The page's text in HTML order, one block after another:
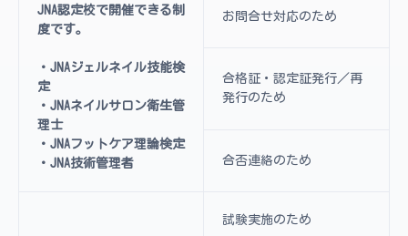
JNA認定校で開催できる制
度です。
・JNAジェルネイル技能検
定
・JNAネイルサロン衛生管
理士
・JNAフットケア理論検定
・JNA技術管理者
お問合せ対応のため
合格証・認定証発行／再
発行のため
合否連絡のため
試験実施のため